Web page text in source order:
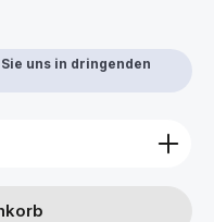
uns in dringenden
Wert ein